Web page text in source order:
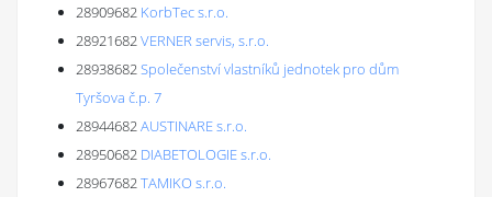
28909682 KorbTec s.r.o.
28921682VERNER servis, s.r.o.
28938682Společenství vlastníků jednotek pro dům
Tyršova č.p. 7
28944682AUSTINARE s.r.o.
28950682 DIABETOLOGIE s.r.o.
28967682TAMIKO s.r.o.